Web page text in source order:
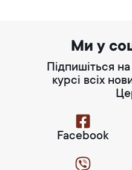
Ми у
Підпишіться
курсі всіх
Facebook